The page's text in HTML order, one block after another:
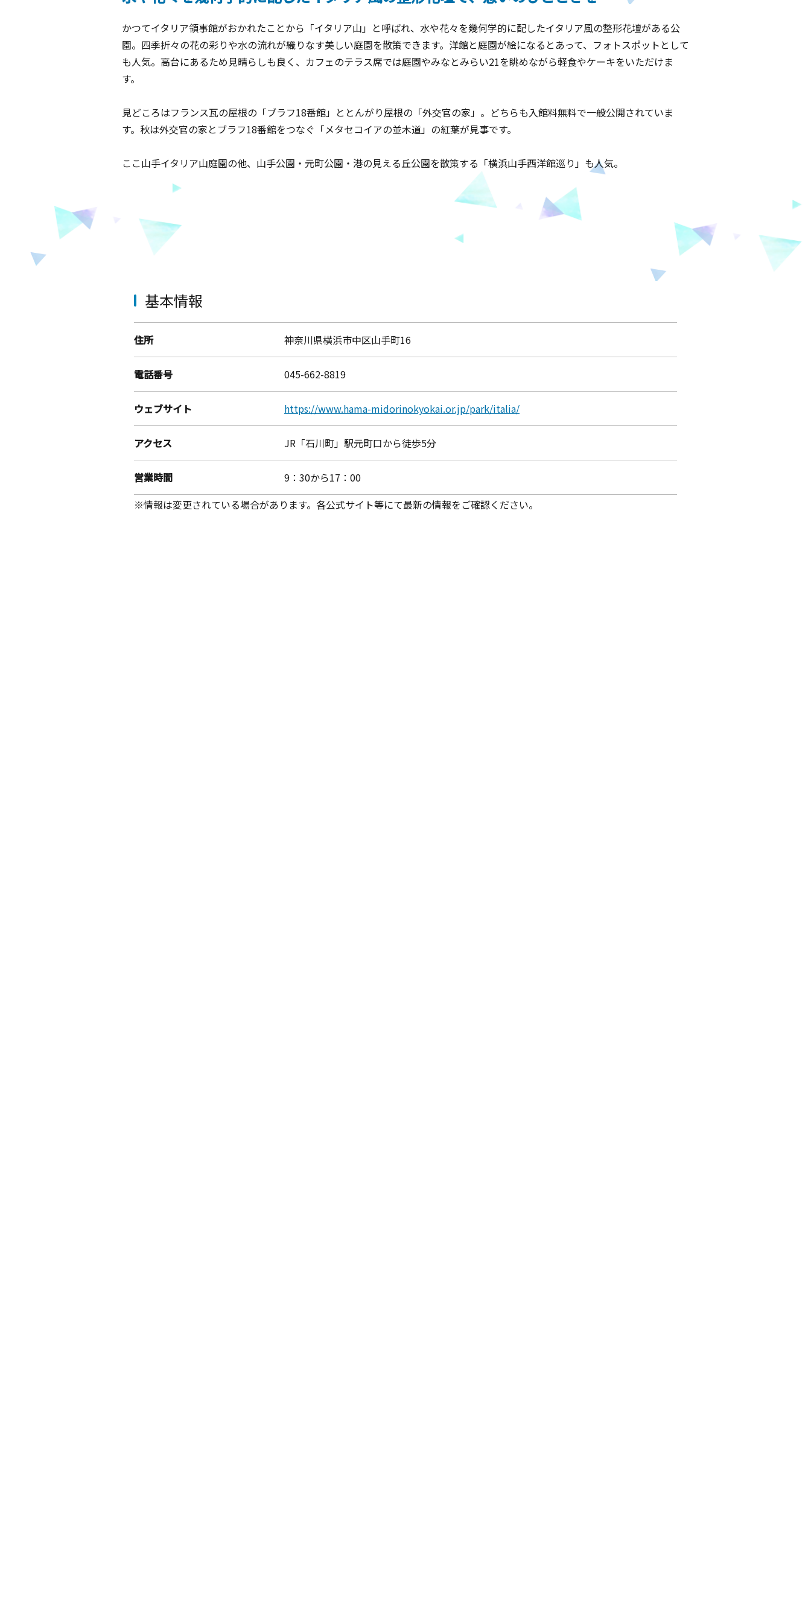
かつてイタリア領事館がおかれたことから「イタリア山」と呼ばれ、水や花々を幾何学的に配したイタリア風の整形花壇がある公
園。四季折々の花の彩りや水の流れが織りなす美しい庭園を散策できます。洋館と庭園が絵になるとあって、フォトスポットとして
も人気。高台にあるため見晴らしも良く、カフェのテラス席では庭園やみなとみらい21を眺めながら軽食やケーキをいただけま
す。
見どころはフランス瓦の屋根の「ブラフ18番館」ととんがり屋根の「外交官の家」。どちらも入館料無料で一般公開されていま
す。秋は外交官の家とブラフ18番館をつなぐ「メタセコイアの並木道」の紅葉が見事です。
ここ山手イタリア山庭園の他、山手公園・元町公園・港の見える丘公園を散策する「横浜山手西洋館巡り」も人気。
基本情報
住所 神奈川県横浜市中区山手町16
電話番号 045-662-8819
ウェブサイト https://www.hama-midorinokyokai.or.jp/park/italia/
アクセス JR「石川町」駅元町口から徒歩5分
営業時間
9：30から17：00
※情報は変更されている場合があります。各公式サイト等にて最新の情報をご確認ください。